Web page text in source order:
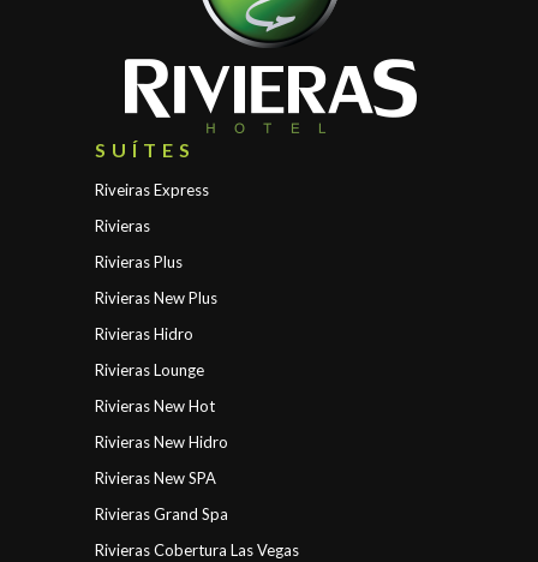
SUÍTES
Riveiras Express
Rivieras
Rivieras Plus
Rivieras New Plus
Rivieras Hidro
Rivieras Lounge
Rivieras New Hot
Rivieras New Hidro
Rivieras New SPA
Rivieras Grand Spa
Rivieras Cobertura Las Vegas